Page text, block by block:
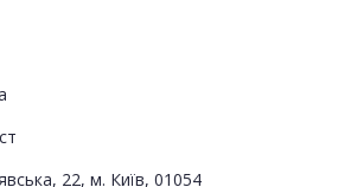
22, м. Київ, 01054